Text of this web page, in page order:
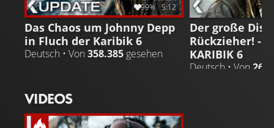
99% 5:12
Das Chaos um Johnny Depp
in Fluch der Karibik 6
Deutsch • Von 358.385 gesehen
Der große
Rückzieher! -
KARIBIK 6
Deutsch • Von
VIDEOS